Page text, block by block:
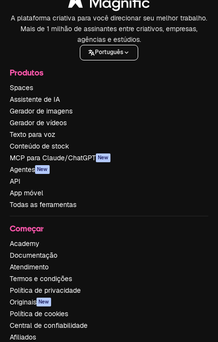
A plataforma criativa para você direcionar seu melhor trabalho.
Mais de 1 milhão de assinantes entre criativos, empresas,
agências e estúdios.
Português
Produtos
Spaces
Assistente de IA
Gerador de imagens
Gerador de vídeos
Texto para voz
Conteúdo de stock
MCP para Claude/ChatGPT New
Agentes New
API
App móvel
Todas as ferramentas
Começar
Academy
Documentação
Atendimento
Termos e condições
Política de privacidade
Originais New
Política de cookies
Central de confiabilidade
Afiliados